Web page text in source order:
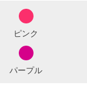
ピンク
パープル